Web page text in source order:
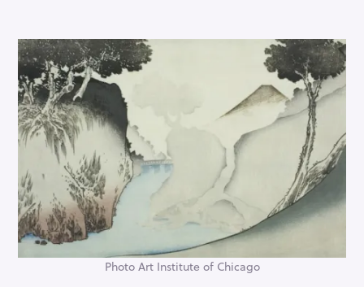
Photo Art Institute of Chicago